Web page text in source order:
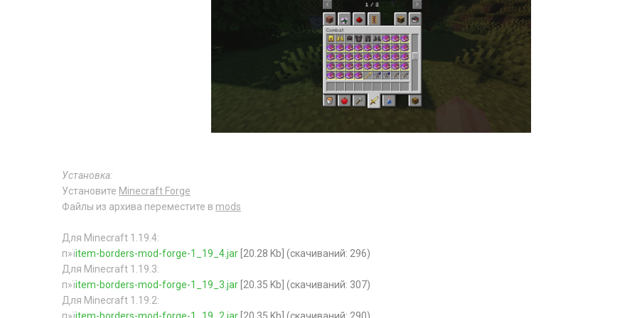
Установка:
Установите Minecraft Forge
Файлы из архива переместите в mods
Для Minecraft 1.19.4:
п»їitem-borders-mod-forge-1_19_4.jar [20.28 Kb] (cкачиваний: 296)
Для Minecraft 1.19.3:
п»їitem-borders-mod-forge-1_19_3.jar [20.35 Kb] (cкачиваний: 307)
Для Minecraft 1.19.2: